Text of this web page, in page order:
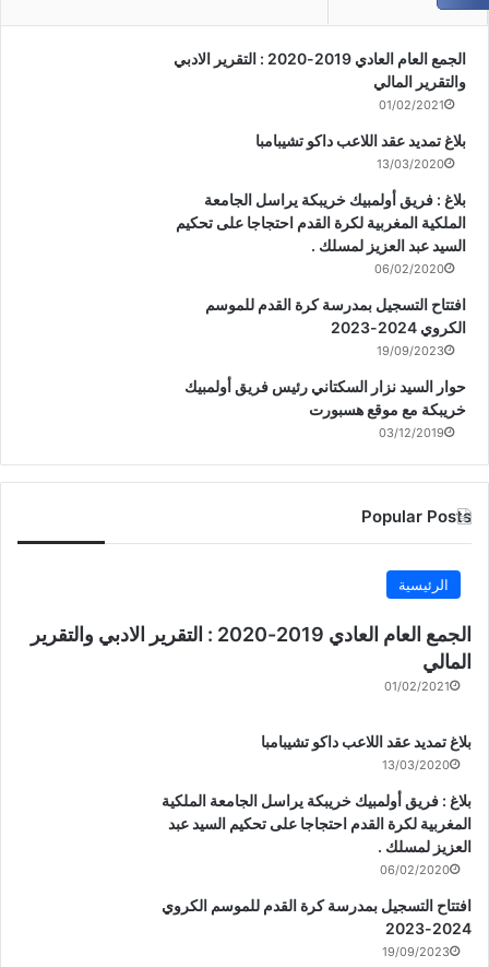
الجمع العام العادي 2019-2020 : التقرير الادبي
والتقرير المالي
01/02/2021
بلاغ تمديد عقد اللاعب داكو تشيبامبا
13/03/2020
بلاغ : فريق أولمبيك خريبكة يراسل الجامعة
الملكية المغربية لكرة القدم احتجاجا على تحكيم
السيد عبد العزيز لمسلك .
06/02/2020
افتتاح التسجيل بمدرسة كرة القدم للموسم
الكروي 2024-2023
19/09/2023
حوار السيد نزار السكتاني رئيس فريق أولمبيك
خريبكة مع موقع هسبورت
03/12/2019
Popular Posts
الرئيسية
الجمع العام العادي 2019-2020 : التقرير الادبي والتقرير
المالي
01/02/2021
بلاغ تمديد عقد اللاعب داكو تشيبامبا
13/03/2020
بلاغ : فريق أولمبيك خريبكة يراسل الجامعة الملكية
المغربية لكرة القدم احتجاجا على تحكيم السيد عبد
العزيز لمسلك .
06/02/2020
افتتاح التسجيل بمدرسة كرة القدم للموسم الكروي
2024-2023
19/09/2023